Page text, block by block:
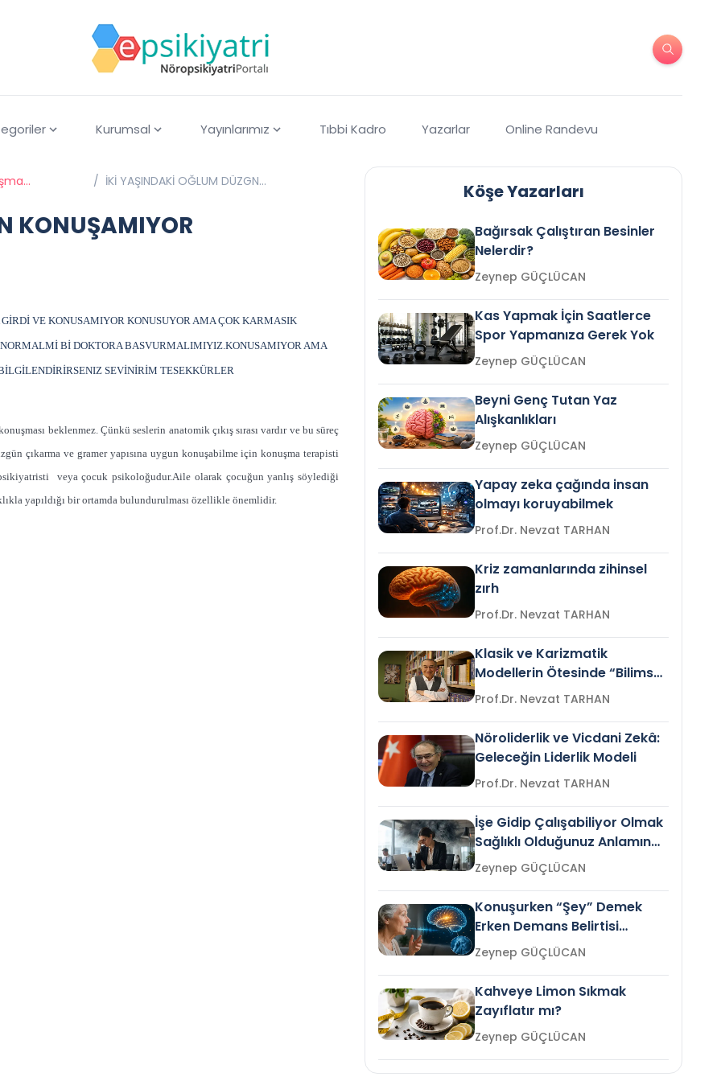
Kurumsal Yayınlarımız Tıbbi Kadro Yazarlar Online Randevu
/ İKİ YAŞINDAKİ OĞLUM DÜZGN
KONUŞAMIYOR
VE KONUSAMIYOR KONUSUYOR AMA ÇOK KARMASIK
Bİ DOKTORA BASVURMALIMIYIZ.KONUSAMIYOR AMA
SEVİNİRİM TESEKKÜRLER
beklenmez. Çünkü seslerin anatomik çıkış sırası vardır ve bu süreç
çıkarma ve gramer yapısına uygun konuşabilme için konuşma terapisti
veya çocuk psikoloğudur.Aile olarak çocuğun yanlış söylediği
yapıldığı bir ortamda bulundurulması özellikle önemlidir.
Köşe Yazarları
Bağırsak Çalıştıran Besinler
Nelerdir?
Zeynep GÜÇLÜCAN
Kas Yapmak İçin Saatlerce
Spor Yapmanıza Gerek Yok
Zeynep GÜÇLÜCAN
Beyni Genç Tutan Yaz
Alışkanlıkları
Zeynep GÜÇLÜCAN
Yapay zeka çağında insan
olmayı koruyabilmek
Prof.Dr. Nevzat TARHAN
Kriz zamanlarında zihinsel
zırh
Prof.Dr. Nevzat TARHAN
Klasik ve Karizmatik
Modellerin Ötesinde “Bilimsel
Liderlik”
Prof.Dr. Nevzat TARHAN
Nöroliderlik ve Vicdani Zekâ:
Geleceğin Liderlik Modeli
Prof.Dr. Nevzat TARHAN
İşe Gidip Çalışabiliyor Olmak
Sağlıklı Olduğunuz Anlamına
Gelir mi?Zeynep GÜÇLÜCAN
Konuşurken “Şey” Demek
Erken Demans Belirtisi
Olabilir mi?Zeynep GÜÇLÜCAN
Kahveye Limon Sıkmak
Zayıflatır mı?
Zeynep GÜÇLÜCAN